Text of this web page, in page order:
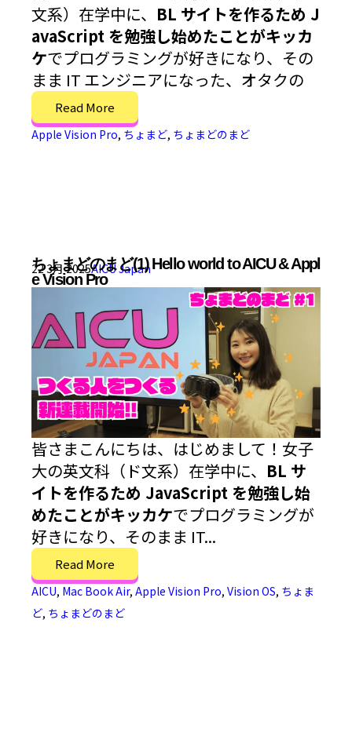
文系）在学中に、 BL サイトを作るため J
avaScript を勉強し始めたことがキッカ
ケでプログラミングが好きになり、その
まま IT エンジニアになった、オタクの
Read More
Apple Vision Pro, ちょまど, ちょまどのまど
ちょまどのまど(1) Hello world to AICU & Appl
e Vision Pro
22 3月 2025AICU Japan
皆さまこんにちは、はじめまして！女子
大の英文科（ド文系）在学中に、 BL サ
イトを作るため JavaScript を勉強し始
めたことがキッカケでプログラミングが
好きになり、そのまま IT...
Read More
AICU, Mac Book Air, Apple Vision Pro, Vision OS, ちょま
ど, ちょまどのまど